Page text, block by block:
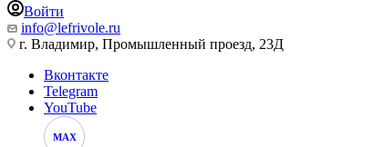
Войти
info@lefrivole.ru
г. Владимир, Промышленный проезд, 23Д
Вконтакте
Telegram
YouTube
MAX